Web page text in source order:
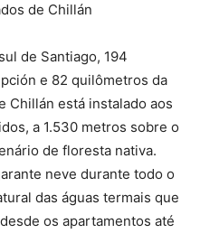
de Chillán
de Santiago, 194
e 82 quilômetros da
Chillán está instalado aos
a 1.530 metros sobre o
de floresta nativa.
neve durante todo o
das águas termais que
os apartamentos até